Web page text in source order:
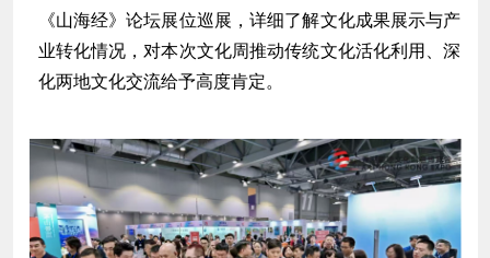
《山海经》论坛展位巡展，详细了解文化成果展示与产
业转化情况，对本次文化周推动传统文化活化利用、深
化两地文化交流给予高度肯定。